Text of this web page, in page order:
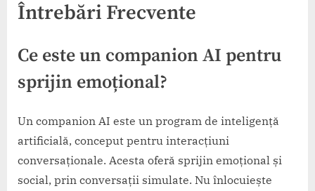
Întrebări Frecvente
Ce este un companion AI pentru
sprijin emoțional?
Un companion AI este un program de inteligență
artificială, conceput pentru interacțiuni
conversaționale. Acesta oferă sprijin emoțional și
social, prin conversații simulate. Nu înlocuiește